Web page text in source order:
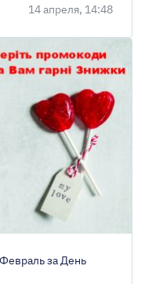
14 апреля, 14:48
за День